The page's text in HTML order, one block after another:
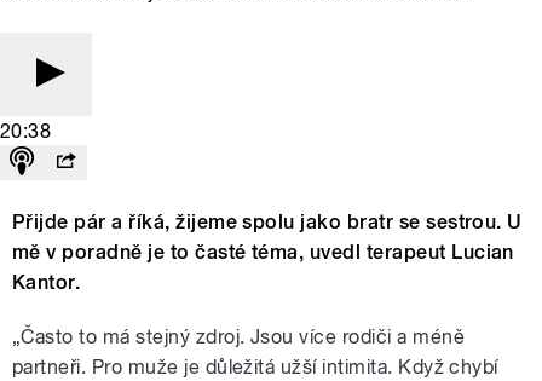
20:38
Přijde pár a říká, žijeme spolu jako bratr se sestrou. U
mě v poradně je to časté téma, uvedl terapeut Lucian
Kantor.
„Často to má stejný zdroj. Jsou více rodiči a méně
partneři. Pro muže je důležitá užší intimita. Když chybí